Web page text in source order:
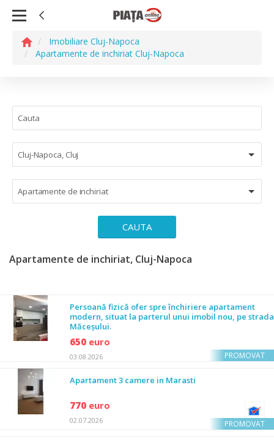
Imobiliare Cluj-Napoca
Apartamente de inchiriat Cluj-Napoca
Cluj-Napoca, Cluj
Apartamente de inchiriat
CAUTA
Apartamente de inchiriat, Cluj-Napoca
Persoană fizică ofer spre închiriere apartament
modern, situat la parterul unui imobil nou, pe strada
Măceșului.
650 euro
03.08.2026 PROMOVAT
Apartament 3 camere in Marasti
770 euro
02.07.2026 PROMOVAT